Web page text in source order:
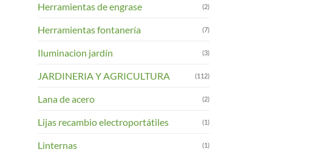
Herramientas de engrase (2)
Herramientas fontanería (7)
Iluminacion jardín (3)
JARDINERIA Y AGRICULTURA (112)
Lana de acero (2)
Lijas recambio electroportátiles (1)
Linternas (1)